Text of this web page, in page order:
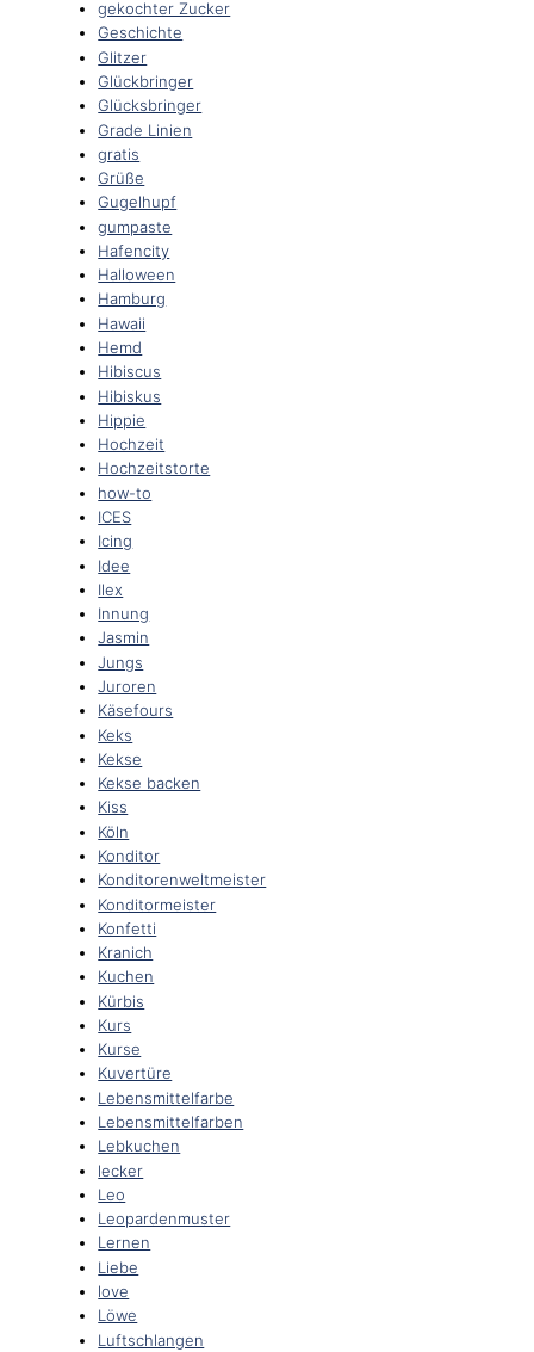
gekochter Zucker
Geschichte
Glitzer
Glückbringer
Glücksbringer
Grade Linien
gratis
Grüße
Gugelhupf
gumpaste
Hafencity
Halloween
Hamburg
Hawaii
Hemd
Hibiscus
Hibiskus
Hippie
Hochzeit
Hochzeitstorte
how-to
ICES
Icing
Idee
Ilex
Innung
Jasmin
Jungs
Juroren
Käsefours
Keks
Kekse
Kekse backen
Kiss
Köln
Konditor
Konditorenweltmeister
Konditormeister
Konfetti
Kranich
Kuchen
Kürbis
Kurs
Kurse
Kuvertüre
Lebensmittelfarbe
Lebensmittelfarben
Lebkuchen
lecker
Leo
Leopardenmuster
Lernen
Liebe
love
Löwe
Luftschlangen